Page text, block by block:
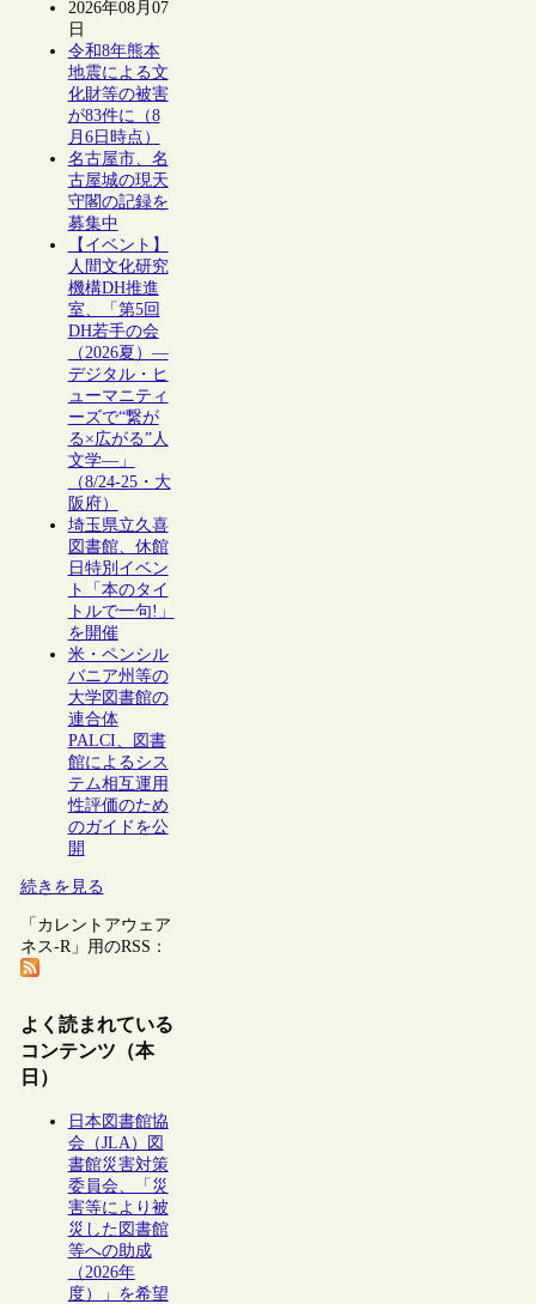
2026年08月07
日
令和8年熊本
地震による文
化財等の被害
が83件に（8
月6日時点）
名古屋市、名
古屋城の現天
守閣の記録を
募集中
【イベント】
人間文化研究
機構DH推進
室、「第5回
DH若手の会
（2026夏）―
デジタル・ヒ
ューマニティ
ーズで“繋が
る×広がる”人
文学―」
（8/24-25・大
阪府）
埼玉県立久喜
図書館、休館
日特別イベン
ト「本のタイ
トルで一句!」
を開催
米・ペンシル
バニア州等の
大学図書館の
連合体
PALCI、図書
館によるシス
テム相互運用
性評価のため
のガイドを公
開
続きを見る
「カレントアウェア
ネス-R」用のRSS：
よく読まれている
コンテンツ（本
日）
日本図書館協
会（JLA）図
書館災害対策
委員会、「災
害等により被
災した図書館
等への助成
（2026年
度）」を希望